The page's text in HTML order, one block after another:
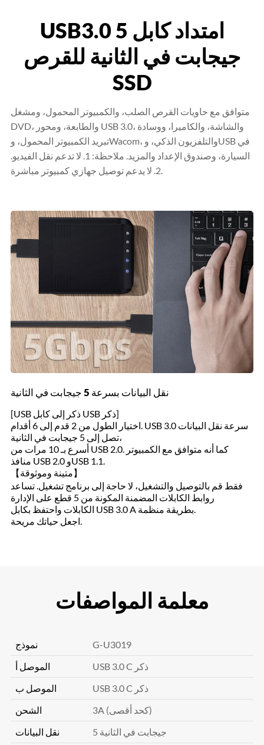
USB3.0 امتداد كابل 5
جيجابت في الثانية للقرص
SSD
متوافق مع حاويات القرص الصلب، والكمبيوتر المحمول، ومشغل
DVD، والطابعة، ومحور USB 3.0، والشاشة، والكاميرا، ووسادة
تبريد الكمبيوتر المحمول، وWacom، والتلفزيون الذكي، وUSB في
السيارة، وصندوق الإعداد والمزيد. ملاحظة: 1. لا تدعم نقل الفيديو.
2. لا يدعم توصيل جهازي كمبيوتر مباشرة.
نقل البيانات بسرعة 5 جيجابت في الثانية
[USB ذكر إلى كابل USB ذكر]
اختيار الطول من 2 قدم إلى 6 أقدام. USB 3.0 سرعة نقل البيانات
تصل إلى 5 جيجابت في الثانية،
أسرع بـ 10 مرات من USB 2.0. كما أنه متوافق مع الكمبيوتر
منافذ USB 2.0 وUSB 1.1.
【متينة وموثوقة】
فقط قم بالتوصيل والتشغيل، لا حاجة إلى برنامج تشغيل. تساعد
روابط الكابلات المضمنة المكونة من 5 قطع على الإدارة
الكابلات واحتفظ بكابل USB 3.0 A بطريقة منظمة.
اجعل حياتك مريحة.
معلمة المواصفات
نموذج
G-U3019
الموصل أ
الموصل ب
USB 3.0 C ذكر
الشحن
3A (كحد أقصى)
نقل البيانات
5 جيجابت في الثانية